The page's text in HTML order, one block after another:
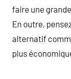
faire une
En outre,
alternatif
plus